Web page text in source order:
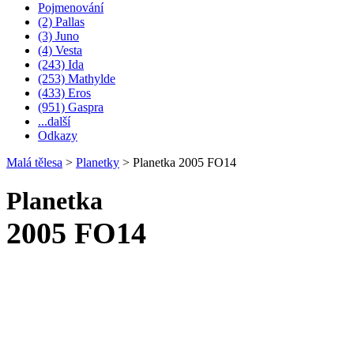
Pojmenování
(2) Pallas
(3) Juno
(4) Vesta
(243) Ida
(253) Mathylde
(433) Eros
(951) Gaspra
...další
Odkazy
Malá tělesa > Planetky > Planetka 2005 FO14
Planetka
2005 FO14